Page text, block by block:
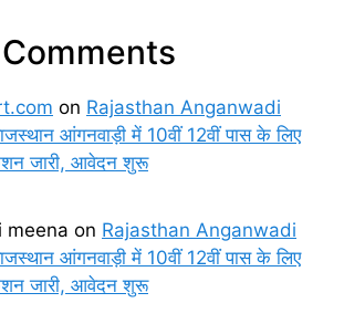
on Rajasthan Anganwadi
आंगनवाड़ी में 10वीं 12वीं पास के लिए
जारी, आवेदन शुरू
meena on Rajasthan Anganwadi
आंगनवाड़ी में 10वीं 12वीं पास के लिए
जारी, आवेदन शुरू